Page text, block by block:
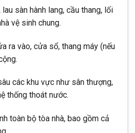
sàn hành lang, cầu thang, lối
vệ sinh chung.
ra vào, cửa sổ, thang máy (nếu
các khu vực như sân thượng,
thống thoát nước.
toàn bộ tòa nhà, bao gồm cả